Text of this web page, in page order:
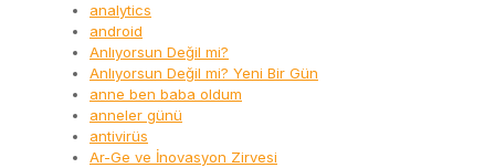
analytics
android
Anlıyorsun Değil mi?
Anlıyorsun Değil mi? Yeni Bir Gün
anne ben baba oldum
anneler günü
antivirüs
Ar-Ge ve İnovasyon Zirvesi